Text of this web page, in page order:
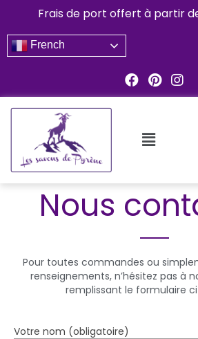
Frais de port offert à partir
French
Nous
Pour toutes commandes ou
renseignements, n’hésitez pas à
remplissant le formulaire
Votre nom (obligatoire)